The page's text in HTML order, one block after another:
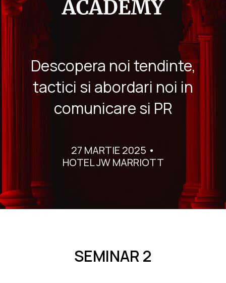
Descopera noi tendinte,
tactici si abordari noi in
comunicare si PR
27 MARTIE 2025 •
HOTEL JW MARRIOTT
SEMINAR 2